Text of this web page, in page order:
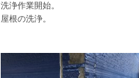
洗浄作業開始。
屋根の洗浄。